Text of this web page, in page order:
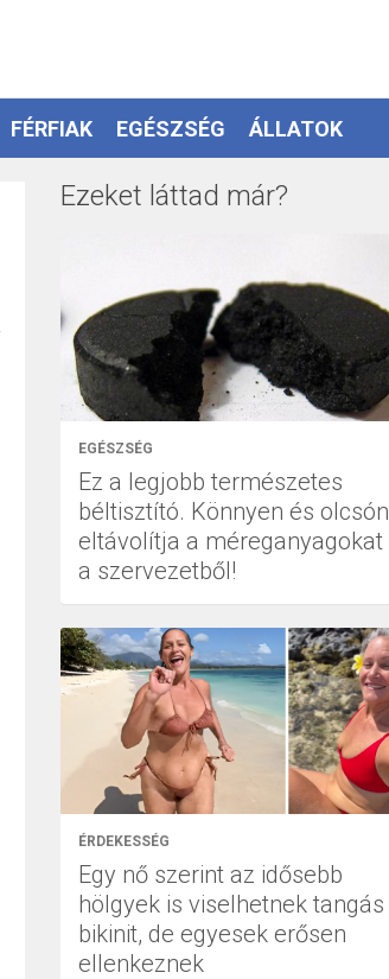
FÉRFIAK EGÉSZSÉG ÁLLATOK
Ezeket láttad már?
EGÉSZSÉG
Ez a legjobb természetes
béltisztító. Könnyen és olcsón
eltávolítja a méreganyagokat
a szervezetből!
ÉRDEKESSÉG
Egy nő szerint az idősebb
hölgyek is viselhetnek tangás
bikinit, de egyesek erősen
ellenkeznek